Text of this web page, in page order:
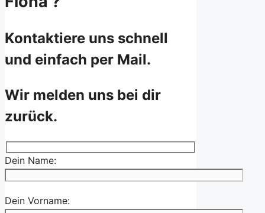
Kontaktiere uns schnell
und einfach per Mail.
Wir melden uns bei dir
zurück.
Dein Name:
Dein Vorname: